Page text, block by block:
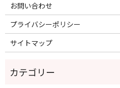
お問い合わせ
プライバシーポリシー
サイトマップ